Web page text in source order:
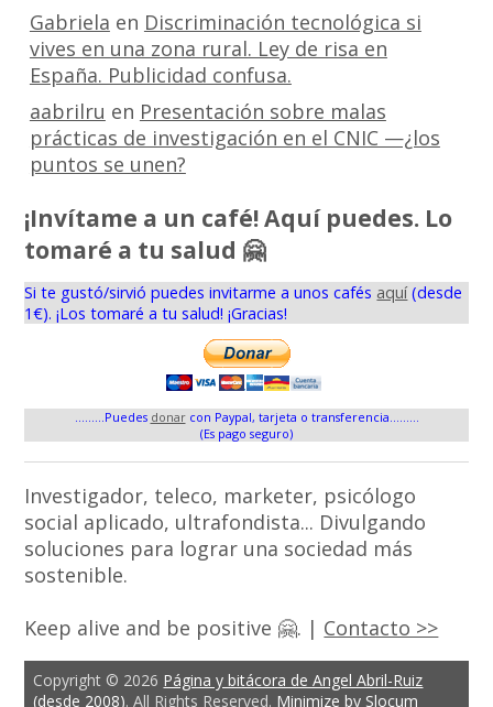
Gabriela en Discriminación tecnológica si
vives en una zona rural. Ley de risa en
España. Publicidad confusa.
aabrilru en Presentación sobre malas
prácticas de investigación en el CNIC —¿los
puntos se unen?
¡Invítame a un café! Aquí puedes. Lo
tomaré a tu salud 🤗
Si te gustó/sirvió puedes invitarme a unos cafés aquí(desde
1€). ¡Los tomaré a tu salud! ¡Gracias!
.........Puedes donarcon Paypal, tarjeta o transferencia.........
(Es pago seguro)
Investigador, teleco, marketer, psicólogo
social aplicado, ultrafondista... Divulgando
soluciones para lograr una sociedad más
sostenible.
Keep alive and be positive 🤗. | Contacto >>
Copyright © 2026 Página y bitácora de Angel Abril-Ruiz
(desde 2008). All Rights Reserved. Minimize by Slocum